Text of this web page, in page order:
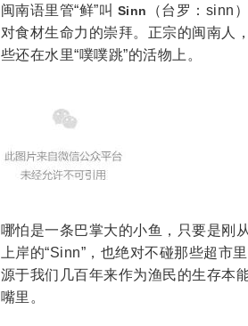
闽南语里管“鲜”叫 Sinn
（台罗：sinn
对食材生命力的崇拜。正宗的闽南人
些还在水里“噗噗跳”的活物上。
哪怕是一条巴掌大的小鱼，只要是刚
上岸的“Sinn”，也绝对不碰那些超市
源于我们几百年来作为渔民的生存
嘴里。